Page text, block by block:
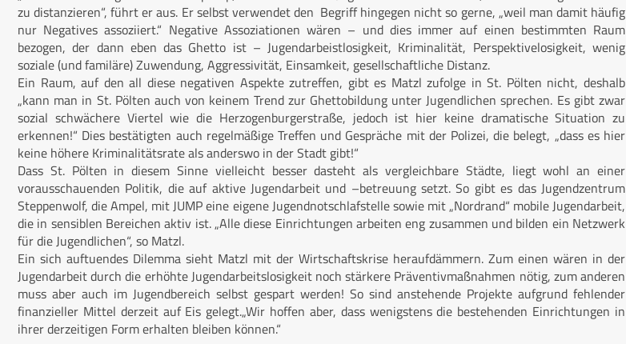
zu distanzieren“, führt er aus. Er selbst verwendet den Begriff hingegen nicht so gerne, „weil man damit häufig
nur Negatives assoziiert.“ Negative Assoziationen wären – und dies immer auf einen bestimmten Raum
bezogen, der dann eben das Ghetto ist – Jugendarbeistlosigkeit, Kriminalität, Perspektivelosigkeit, wenig
soziale (und familäre) Zuwendung, Aggressivität, Einsamkeit, gesellschaftliche Distanz.
Ein Raum, auf den all diese negativen Aspekte zutreffen, gibt es Matzl zufolge in St. Pölten nicht, deshalb
„kann man in St. Pölten auch von keinem Trend zur Ghettobildung unter Jugendlichen sprechen. Es gibt zwar
sozial schwächere Viertel wie die Herzogenburgerstraße, jedoch ist hier keine dramatische Situation zu
erkennen!“ Dies bestätigten auch regelmäßige Treffen und Gespräche mit der Polizei, die belegt, „dass es hier
keine höhere Kriminalitätsrate als anderswo in der Stadt gibt!“
Dass St. Pölten in diesem Sinne vielleicht besser dasteht als vergleichbare Städte, liegt wohl an einer
vorausschauenden Politik, die auf aktive Jugendarbeit und –betreuung setzt. So gibt es das Jugendzentrum
Steppenwolf, die Ampel, mit JUMP eine eigene Jugendnotschlafstelle sowie mit „Nordrand“ mobile Jugendarbeit,
die in sensiblen Bereichen aktiv ist. „Alle diese Einrichtungen arbeiten eng zusammen und bilden ein Netzwerk
für die Jugendlichen“, so Matzl.
Ein sich auftuendes Dilemma sieht Matzl mit der Wirtschaftskrise heraufdämmern. Zum einen wären in der
Jugendarbeit durch die erhöhte Jugendarbeitslosigkeit noch stärkere Präventivmaßnahmen nötig, zum anderen
muss aber auch im Jugendbereich selbst gespart werden! So sind anstehende Projekte aufgrund fehlender
finanzieller Mittel derzeit auf Eis gelegt.„Wir hoffen aber, dass wenigstens die bestehenden Einrichtungen in
ihrer derzeitigen Form erhalten bleiben können.“